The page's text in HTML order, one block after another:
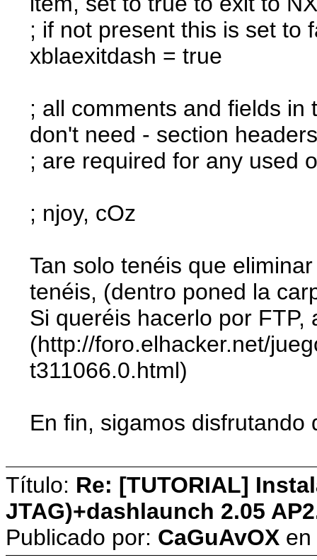
; if not present this is set to
xblaexitdash = true
; all comments and fields
don't need - section
; are required for any used
; njoy, cOz
Tan solo tenéis que
tenéis, (dentro poned la
Si queréis hacerlo por FTP,
(http://foro.elhacker.net/
t311066.0.html)
En fin, sigamos disfrutando
Título: Re: [TUTORIAL]
JTAG)+dashlaunch 2.05
Publicado por: CaGuAvOX en